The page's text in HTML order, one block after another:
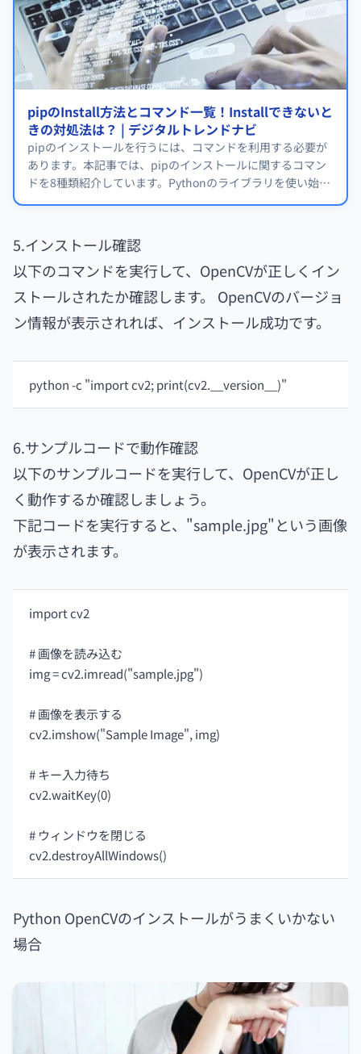
pipのInstall方法とコマンド一覧！Installできないと
きの対処法は？ | デジタルトレンドナビ
pipのインストールを行うには、コマンドを利用する必要が
あります。本記事では、pipのインストールに関するコマン
ドを8種類紹介しています。Pythonのライブラリを使い始め
たばかりの方はぜひ参考にしてください。
5.インストール確認
以下のコマンドを実行して、OpenCVが正しくイン
ストールされたか確認します。 OpenCVのバージョ
ン情報が表示されれば、インストール成功です。
python -c "import cv2; print(cv2.__version__)"
6.サンプルコードで動作確認
以下のサンプルコードを実行して、OpenCVが正し
く動作するか確認しましょう。
下記コードを実行すると、"sample.jpg"という画像
が表示されます。
import cv2
# 画像を読み込む
img = cv2.imread("sample.jpg")
# 画像を表示する
cv2.imshow("Sample Image", img)
# キー入力待ち
cv2.waitKey(0)
# ウィンドウを閉じる
cv2.destroyAllWindows()
Python OpenCVのインストールがうまくいかない
場合